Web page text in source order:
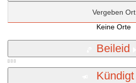
Vergeben Ort
Keine Orte
Beileid
Kündigt